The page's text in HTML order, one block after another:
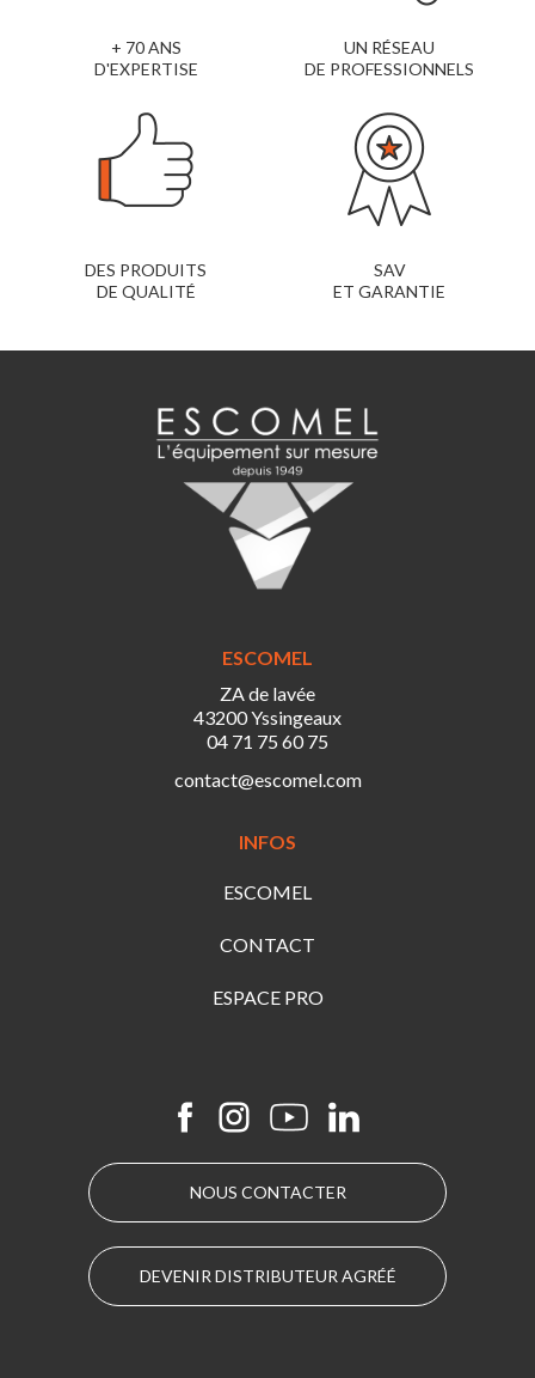
+ 70 ANS
D'EXPERTISE
UN RÉSEAU
DE PROFESSIONNELS
DES PRODUITS
DE QUALITÉ
SAV
ET GARANTIE
ESCOMEL
ZA de lavée
43200 Yssingeaux
04 71 75 60 75
contact@escomel.com
INFOS
ESCOMEL
CONTACT
ESPACE PRO
NOUS CONTACTER
DEVENIR DISTRIBUTEUR AGRÉÉ